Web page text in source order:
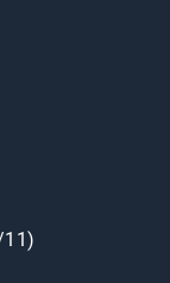
11)